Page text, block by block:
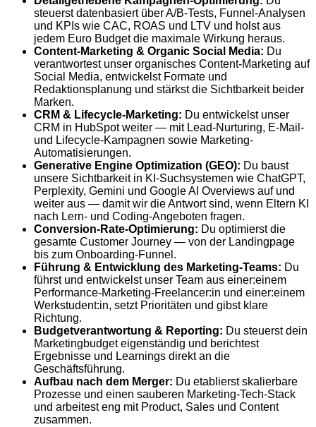
steuerst datenbasiert über A/B-Tests, Funnel-Analysen
und KPIs wie CAC, ROAS und LTV und holst aus
jedem Euro Budget die maximale Wirkung heraus.
Content-Marketing & Organic Social Media: Du
verantwortest unser organisches Content-Marketing auf
Social Media, entwickelst Formate und
Redaktionsplanung und stärkst die Sichtbarkeit beider
Marken.
CRM & Lifecycle-Marketing: Du entwickelst unser
CRM in HubSpot weiter — mit Lead-Nurturing, E-Mail-
und Lifecycle-Kampagnen sowie Marketing-
Automatisierungen.
Generative Engine Optimization (GEO): Du baust
unsere Sichtbarkeit in KI-Suchsystemen wie ChatGPT,
Perplexity, Gemini und Google AI Overviews auf und
weiter aus — damit wir die Antwort sind, wenn Eltern KI
nach Lern- und Coding-Angeboten fragen.
Conversion-Rate-Optimierung: Du optimierst die
gesamte Customer Journey — von der Landingpage
bis zum Onboarding-Funnel.
Führung & Entwicklung des Marketing-Teams: Du
führst und entwickelst unser Team aus einer:einem
Performance-Marketing-Freelancer:in und einer:einem
Werkstudent:in, setzt Prioritäten und gibst klare
Richtung.
Budgetverantwortung & Reporting: Du steuerst dein
Marketingbudget eigenständig und berichtest
Ergebnisse und Learnings direkt an die
Geschäftsführung.
Aufbau nach dem Merger: Du etablierst skalierbare
Prozesse und einen sauberen Marketing-Tech-Stack
und arbeitest eng mit Product, Sales und Content
zusammen.